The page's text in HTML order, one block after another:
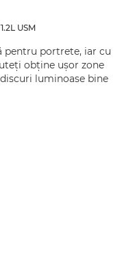
USM
pentru portrete, iar cu
obţine uşor zone
luminoase bine